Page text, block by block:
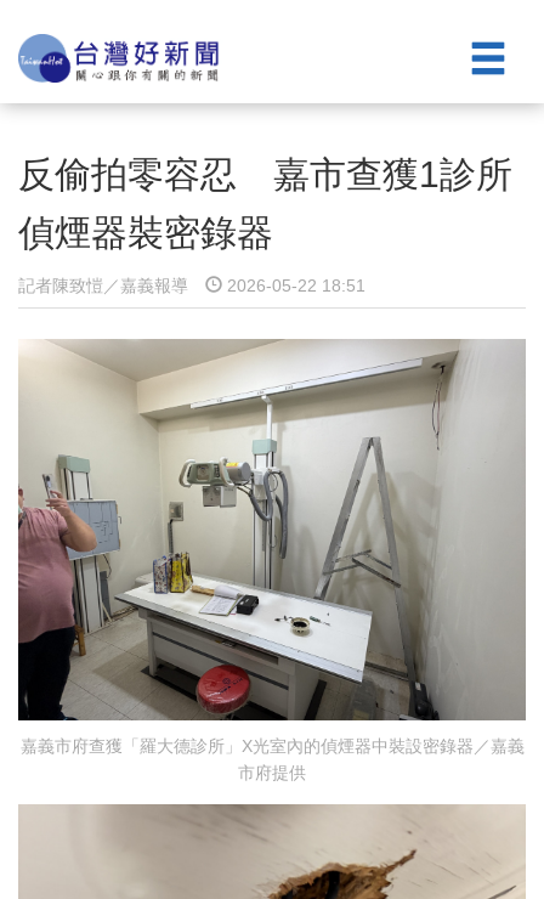
反偷拍零容忍 嘉市查獲1診所
偵煙器裝密錄器
記者陳致愷／嘉義報導 2026-05-22 18:51
嘉義市府查獲「羅大德診所」X光室內的偵煙器中裝設密錄器／嘉義
市府提供